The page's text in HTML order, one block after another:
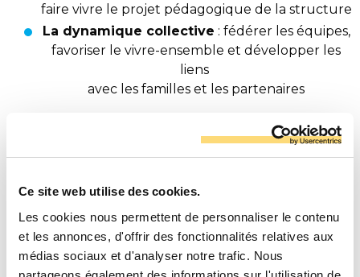
Ce site web utilise des cookies.
Les cookies nous permettent de personnaliser le contenu
et les annonces, d'offrir des fonctionnalités relatives aux
médias sociaux et d'analyser notre trafic. Nous
faire vivre le projet pédagogique de la structure
La dynamique collective : fédérer les équipes,
favoriser le vivre-ensemble et développer les
liens
avec les familles et les partenaires
Ce qu’on attend de toi :
→ Assurer la coordination et l’organisation des temps
→ Encadrer, accompagner et faire grandir l’équipe
d’animation
→ Concevoir des projets éducatifs innovants et
adaptés aux besoins des enfants